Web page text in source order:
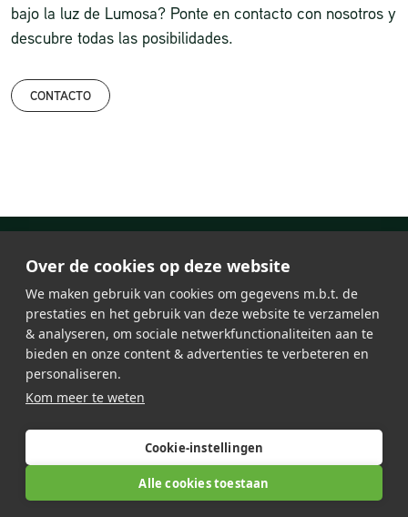
Over de cookies op deze website
We maken gebruik van cookies om gegevens m.b.t. de
prestaties en het gebruik van deze website te verzamelen
& analyseren, om sociale netwerkfunctionaliteiten aan te
bieden en onze content & advertenties te verbeteren en
personaliseren.
Kom meer te weten
Cookie-instellingen
Alle cookies toestaan
bajo la luz de Lumosa? Ponte en contacto con nosotros y
descubre todas las posibilidades.
CONTACTO
Iluminación led
Estación de cargaAcerca de Lumosa